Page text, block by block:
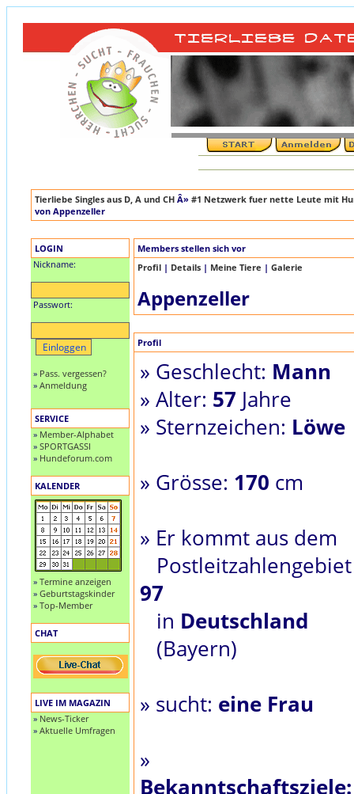
Tierliebe Singles aus D, A und CH Â» #1 Netzwerk fuer nette Leute mit
von Appenzeller
LOGIN
Nickname:
Passwort:
» Pass. vergessen?
» Anmeldung
SERVICE
» Member-Alphabet
» SPORTGASSI
» Hundeforum.com
KALENDER
» Termine anzeigen
» Geburtstagskinder
» Top-Member
CHAT
LIVE IM MAGAZIN
» News-Ticker
» Aktuelle Umfragen
Members stellen sich vor
Profil | Details | Meine Tiere | Galerie
Appenzeller
Profil
» Geschlecht: Mann
» Alter: 57 Jahre
» Sternzeichen: Löwe
» Grösse: 170 cm
» Er kommt aus dem
Postleitzahlengebiet
97
in Deutschland
(Bayern)
» sucht: eine Frau
»
Bekanntschaftsziele: